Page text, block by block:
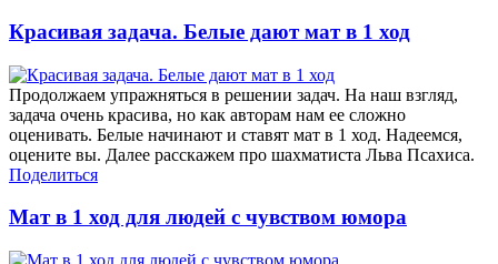
Красивая задача. Белые дают мат в 1 ход
Продолжаем упражняться в решении задач. На наш взгляд,
задача очень красива, но как авторам нам ее сложно
оценивать. Белые начинают и ставят мат в 1 ход. Надеемся,
оцените вы. Далее расскажем про шахматиста Льва Псахиса.
Поделиться
Мат в 1 ход для людей с чувством юмора